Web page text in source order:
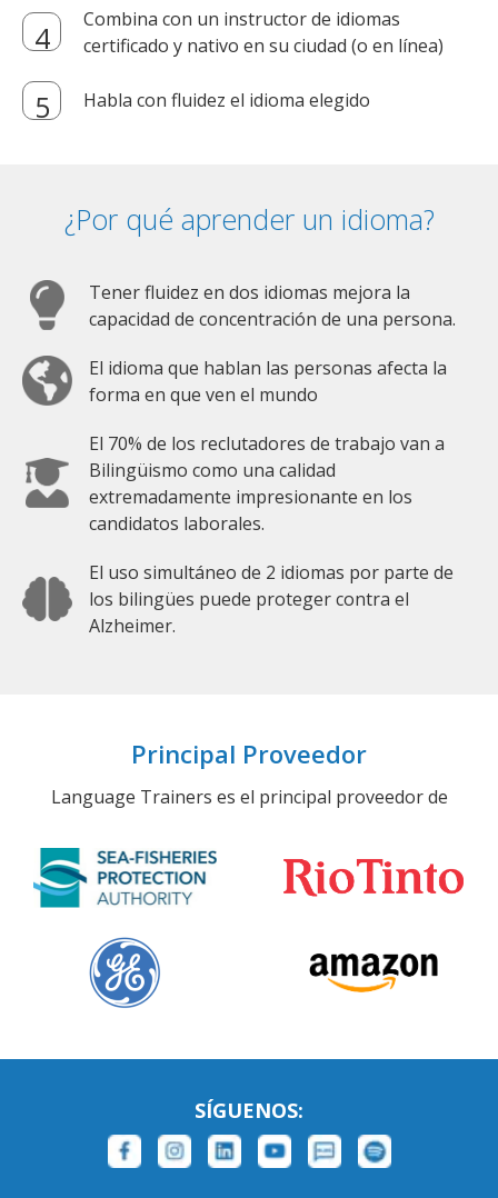
Combina con un instructor de idiomas
certificado y nativo en su ciudad (o en línea)
Habla con fluidez el idioma elegido
¿Por qué aprender un idioma?
Tener fluidez en dos idiomas mejora la
capacidad de concentración de una persona.
El idioma que hablan las personas afecta la
forma en que ven el mundo
El 70% de los reclutadores de trabajo van a
Bilingüismo como una calidad
extremadamente impresionante en los
candidatos laborales.
El uso simultáneo de 2 idiomas por parte de
los bilingües puede proteger contra el
Alzheimer.
Principal Proveedor
Language Trainers es el principal proveedor de
SÍGUENOS: